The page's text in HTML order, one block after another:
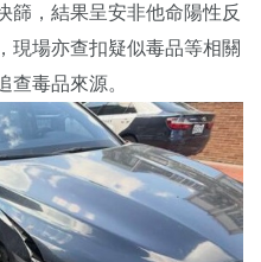
篩，結果呈安非他命陽性反
現場亦查扣疑似毒品等相關
查毒品來源。